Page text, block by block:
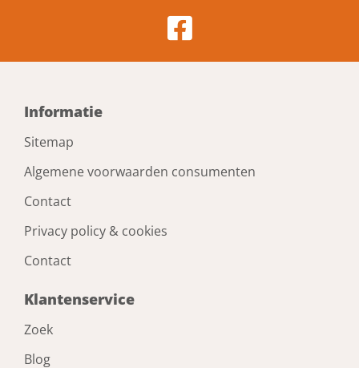
Informatie
Sitemap
Algemene voorwaarden consumenten
Contact
Privacy policy & cookies
Contact
Klantenservice
Zoek
Blog